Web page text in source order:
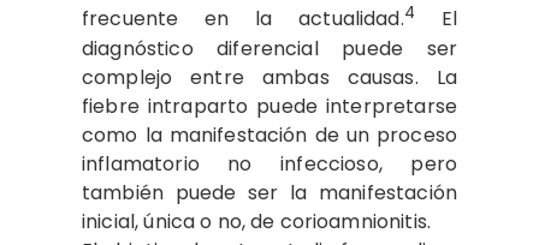
frecuente en la actualidad.4
El
diagnóstico diferencial puede ser
complejo entre ambas causas. La
fiebre intraparto puede interpretarse
como la manifestación de un proceso
inflamatorio no infeccioso, pero
también puede ser la manifestación
inicial, única o no, de corioamnionitis.